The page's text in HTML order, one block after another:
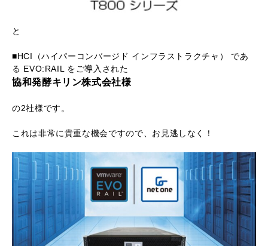
と
■HCI（ハイパーコンバージド インフラストラクチャ） であ
る EVO:RAIL をご導入された
協和発酵キリン株式会社様
の2社様です。
これは非常に貴重な機会ですので、お見逃しなく！